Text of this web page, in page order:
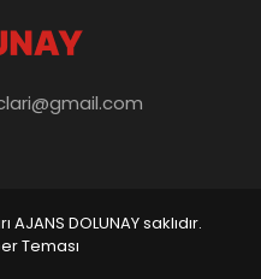
DOLUNAY saklıdır.
Teması